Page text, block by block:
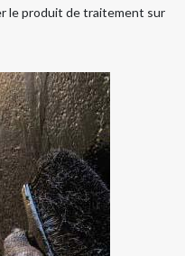
le produit de traitement sur